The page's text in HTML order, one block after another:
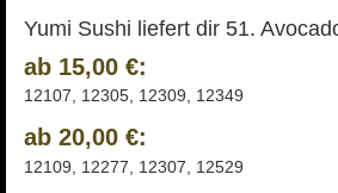
Yumi Sushi liefert dir 51.
ab 15,00 €:
12107, 12305, 12309, 12349
ab 20,00 €:
12109, 12277, 12307, 12529